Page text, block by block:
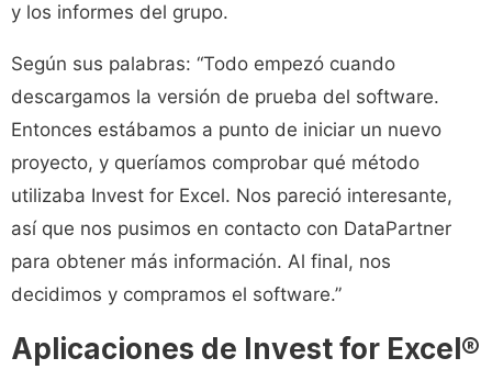
y los informes del grupo.
Según sus palabras: “Todo empezó cuando
descargamos la versión de prueba del software.
Entonces estábamos a punto de iniciar un nuevo
proyecto, y queríamos comprobar qué método
utilizaba Invest for Excel. Nos pareció interesante,
así que nos pusimos en contacto con DataPartner
para obtener más información. Al final, nos
decidimos y compramos el software.”
Aplicaciones de Invest for Excel®